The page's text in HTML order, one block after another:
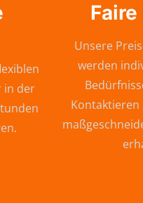
in der
Unsere
werden
Kontaktieren